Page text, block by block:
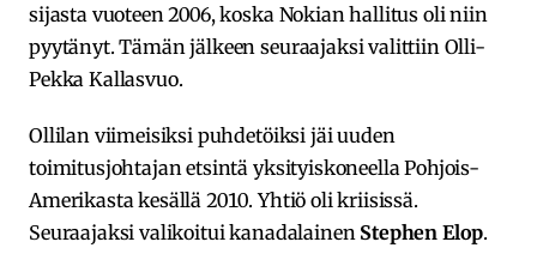
sijasta vuoteen 2006, koska Nokian hallitus oli niin
pyytänyt. Tämän jälkeen seuraajaksi valittiin Olli-
Pekka Kallasvuo.
Ollilan viimeisiksi puhdetöiksi jäi uuden
toimitusjohtajan etsintä yksityiskoneella Pohjois-
Amerikasta kesällä 2010. Yhtiö oli kriisissä.
Seuraajaksi valikoitui kanadalainen Stephen Elop.